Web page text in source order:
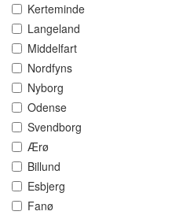
Kerteminde
Langeland
Middelfart
Nordfyns
Nyborg
Odense
Svendborg
Ærø
Billund
Esbjerg
Fanø